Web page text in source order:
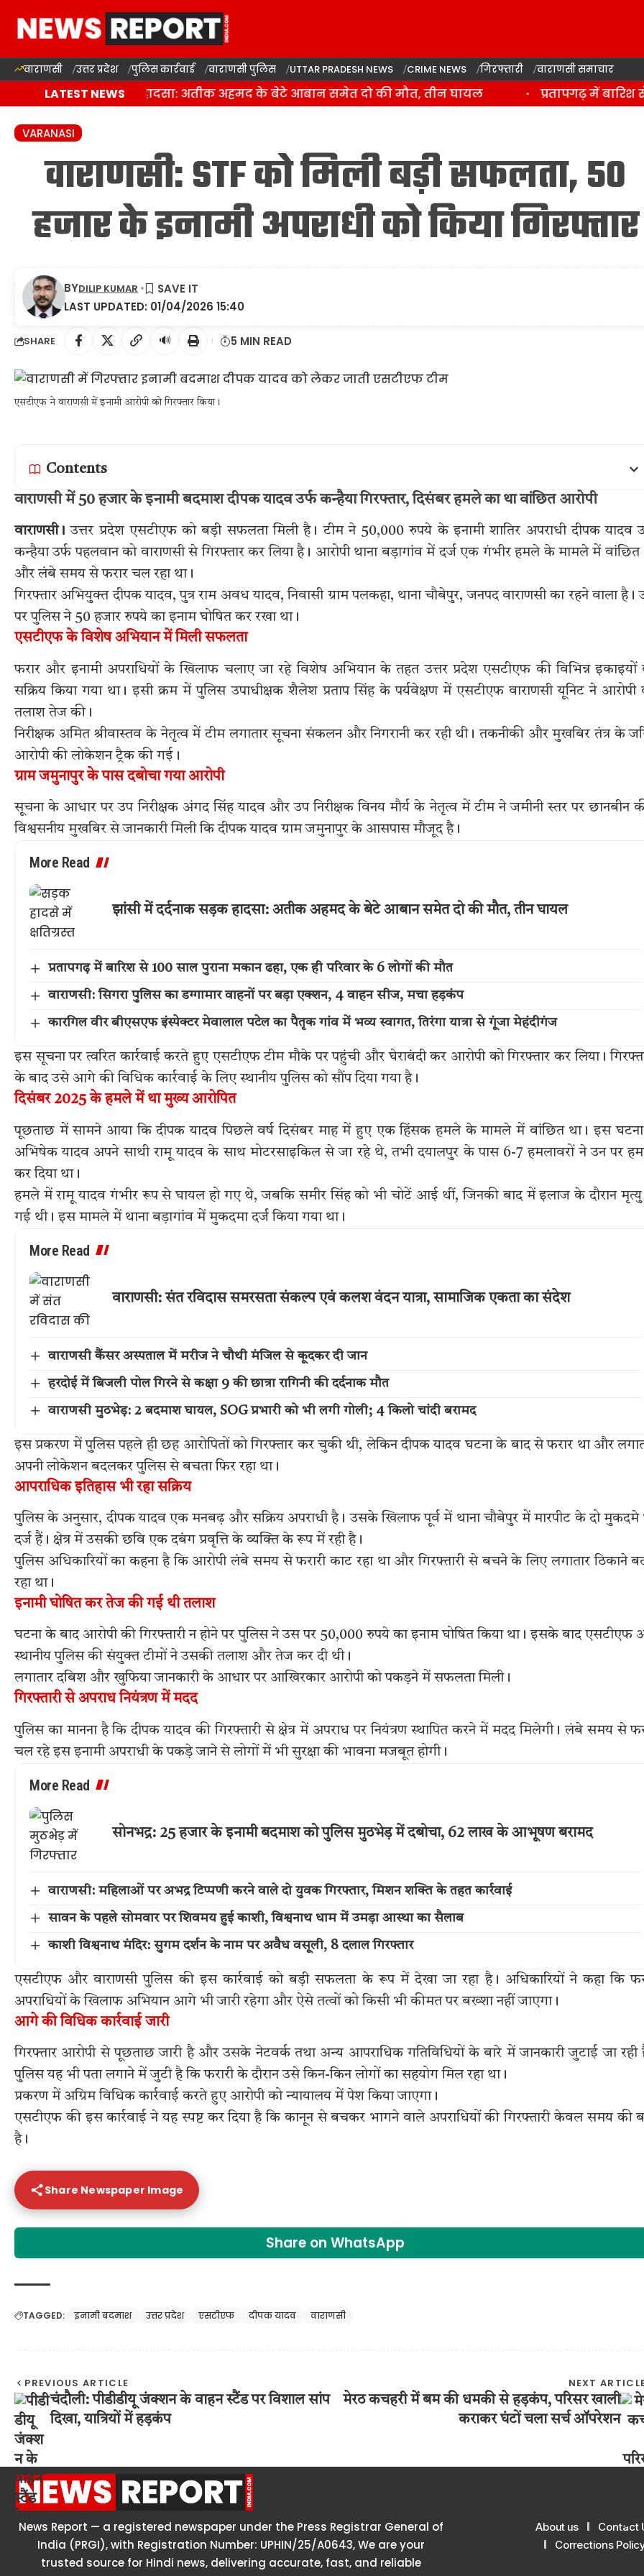
वाराणसी उत्तर प्रदेश पुलिस कार्रवाई वाराणसी पुलिस UTTAR PRADESH NEWS CRIME NEWS गिरफ्तारी वाराणसी समाचार
LATEST NEWS
में दर्दनाक सड़क हादसा: अतीक अहमद के बेटे आबान समेत दो की मौत, तीन घायल प्रतापगढ़ में बारिश से
VARANASI
वाराणसी: STF को मिली बड़ी सफलता, 50
हजार के इनामी अपराधी को किया गिरफ्तार
LAST UPDATED: 01/04/2026 15:40
BYDILIP KUMAR
SHARE 🔊 5 MIN READ
एसटीएफ ने वाराणसी में इनामी आरोपी को गिरफ्तार किया।
Contents
वाराणसी में 50 हजार के इनामी बदमाश दीपक यादव उर्फ कन्हैया गिरफ्तार, दिसंबर हमले का था वांछित आरोपी
वाराणसी। उत्तर प्रदेश एसटीएफ को बड़ी सफलता मिली है। टीम ने 50,000 रुपये के इनामी शातिर अपराधी दीपक यादव
कन्हैया उर्फ पहलवान को वाराणसी से गिरफ्तार कर लिया है। आरोपी थाना बड़ागांव में दर्ज एक गंभीर हमले के मामले में वांछित
और लंबे समय से फरार चल रहा था।
गिरफ्तार अभियुक्त दीपक यादव, पुत्र राम अवध यादव, निवासी ग्राम पलकहा, थाना चौबेपुर, जनपद वाराणसी का रहने वाला है।
पर पुलिस ने 50 हजार रुपये का इनाम घोषित कर रखा था।
एसटीएफ के विशेष अभियान में मिली सफलता
फरार और इनामी अपराधियों के खिलाफ चलाए जा रहे विशेष अभियान के तहत उत्तर प्रदेश एसटीएफ की विभिन्न इकाइयों
सक्रिय किया गया था। इसी क्रम में पुलिस उपाधीक्षक शैलेश प्रताप सिंह के पर्यवेक्षण में एसटीएफ वाराणसी यूनिट ने आरोपी
तलाश तेज की।
निरीक्षक अमित श्रीवास्तव के नेतृत्व में टीम लगातार सूचना संकलन और निगरानी कर रही थी। तकनीकी और मुखबिर तंत्र के
आरोपी की लोकेशन ट्रैक की गई।
ग्राम जमुनापुर के पास दबोचा गया आरोपी
सूचना के आधार पर उप निरीक्षक अंगद सिंह यादव और उप निरीक्षक विनय मौर्य के नेतृत्व में टीम ने जमीनी स्तर पर छानबीन
विश्वसनीय मुखबिर से जानकारी मिली कि दीपक यादव ग्राम जमुनापुर के आसपास मौजूद है।
More Read
झांसी में दर्दनाक सड़क हादसा: अतीक अहमद के बेटे आबान समेत दो की मौत, तीन घायल
प्रतापगढ़ में बारिश से 100 साल पुराना मकान ढहा, एक ही परिवार के 6 लोगों की मौत
वाराणसी: सिगरा पुलिस का डग्गामार वाहनों पर बड़ा एक्शन, 4 वाहन सीज, मचा हड़कंप
कारगिल वीर बीएसएफ इंस्पेक्टर मेवालाल पटेल का पैतृक गांव में भव्य स्वागत, तिरंगा यात्रा से गूंजा मेहंदीगंज
इस सूचना पर त्वरित कार्रवाई करते हुए एसटीएफ टीम मौके पर पहुंची और घेराबंदी कर आरोपी को गिरफ्तार कर लिया।
के बाद उसे आगे की विधिक कार्रवाई के लिए स्थानीय पुलिस को सौंप दिया गया है।
दिसंबर 2025 के हमले में था मुख्य आरोपित
पूछताछ में सामने आया कि दीपक यादव पिछले वर्ष दिसंबर माह में हुए एक हिंसक हमले के मामले में वांछित था। इस
अभिषेक यादव अपने साथी रामू यादव के साथ मोटरसाइकिल से जा रहे थे, तभी दयालपुर के पास 6-7 हमलावरों ने उन पर
कर दिया था।
हमले में रामू यादव गंभीर रूप से घायल हो गए थे, जबकि समीर सिंह को भी चोटें आई थीं, जिनकी बाद में इलाज के दौरान मृत्यु
गई थी। इस मामले में थाना बड़ागांव में मुकदमा दर्ज किया गया था।
More Read
वाराणसी: संत रविदास समरसता संकल्प एवं कलश वंदन यात्रा, सामाजिक एकता का संदेश
वाराणसी कैंसर अस्पताल में मरीज ने चौथी मंजिल से कूदकर दी जान
हरदोई में बिजली पोल गिरने से कक्षा 9 की छात्रा रागिनी की दर्दनाक मौत
वाराणसी मुठभेड़: 2 बदमाश घायल, SOG प्रभारी को भी लगी गोली; 4 किलो चांदी बरामद
इस प्रकरण में पुलिस पहले ही छह आरोपितों को गिरफ्तार कर चुकी थी, लेकिन दीपक यादव घटना के बाद से फरार था और
अपनी लोकेशन बदलकर पुलिस से बचता फिर रहा था।
आपराधिक इतिहास भी रहा सक्रिय
पुलिस के अनुसार, दीपक यादव एक मनबढ़ और सक्रिय अपराधी है। उसके खिलाफ पूर्व में थाना चौबेपुर में मारपीट के दो मुकदमे
दर्ज हैं। क्षेत्र में उसकी छवि एक दबंग प्रवृत्ति के व्यक्ति के रूप में रही है।
पुलिस अधिकारियों का कहना है कि आरोपी लंबे समय से फरारी काट रहा था और गिरफ्तारी से बचने के लिए लगातार ठिकाने
रहा था।
इनामी घोषित कर तेज की गई थी तलाश
घटना के बाद आरोपी की गिरफ्तारी न होने पर पुलिस ने उस पर 50,000 रुपये का इनाम घोषित किया था। इसके बाद एसटीएफ
स्थानीय पुलिस की संयुक्त टीमों ने उसकी तलाश और तेज कर दी थी।
लगातार दबिश और खुफिया जानकारी के आधार पर आखिरकार आरोपी को पकड़ने में सफलता मिली।
गिरफ्तारी से अपराध नियंत्रण में मदद
पुलिस का मानना है कि दीपक यादव की गिरफ्तारी से क्षेत्र में अपराध पर नियंत्रण स्थापित करने में मदद मिलेगी। लंबे समय से
चल रहे इस इनामी अपराधी के पकड़े जाने से लोगों में भी सुरक्षा की भावना मजबूत होगी।
More Read
सोनभद्र: 25 हजार के इनामी बदमाश को पुलिस मुठभेड़ में दबोचा, 62 लाख के आभूषण बरामद
वाराणसी: महिलाओं पर अभद्र टिप्पणी करने वाले दो युवक गिरफ्तार, मिशन शक्ति के तहत कार्रवाई
सावन के पहले सोमवार पर शिवमय हुई काशी, विश्वनाथ धाम में उमड़ा आस्था का सैलाब
काशी विश्वनाथ मंदिर: सुगम दर्शन के नाम पर अवैध वसूली, 8 दलाल गिरफ्तार
एसटीएफ और वाराणसी पुलिस की इस कार्रवाई को बड़ी सफलता के रूप में देखा जा रहा है। अधिकारियों ने कहा कि
अपराधियों के खिलाफ अभियान आगे भी जारी रहेगा और ऐसे तत्वों को किसी भी कीमत पर बख्शा नहीं जाएगा।
आगे की विधिक कार्रवाई जारी
गिरफ्तार आरोपी से पूछताछ जारी है और उसके नेटवर्क तथा अन्य आपराधिक गतिविधियों के बारे में जानकारी जुटाई जा रही
पुलिस यह भी पता लगाने में जुटी है कि फरारी के दौरान उसे किन-किन लोगों का सहयोग मिल रहा था।
प्रकरण में अग्रिम विधिक कार्रवाई करते हुए आरोपी को न्यायालय में पेश किया जाएगा।
एसटीएफ की इस कार्रवाई ने यह स्पष्ट कर दिया है कि कानून से बचकर भागने वाले अपराधियों की गिरफ्तारी केवल समय की
है।
Share Newspaper Image
Share on WhatsApp
TAGGED: इनामी बदमाश उत्तर प्रदेश एसटीएफ दीपक यादव वाराणसी
PREVIOUS ARTICLE
चंदौली: पीडीडीयू जंक्शन के वाहन स्टैंड पर विशाल सांप
दिखा, यात्रियों में हड़कंप
NEXT
मेरठ कचहरी में बम की धमकी से हड़कंप, परिसर खाली
कराकर घंटों चला सर्च ऑपरेशन
News Report — a registered newspaper under the Press Registrar General of
India (PRGI), with Registration Number: UPHIN/25/A0643, We are your
trusted source for Hindi news, delivering accurate, fast, and reliable
About us Contact
Corrections